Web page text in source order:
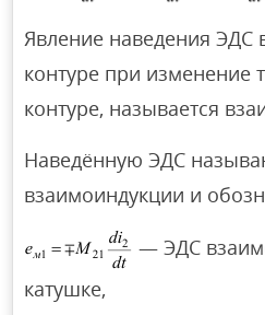
Явление наведения ЭДС
контуре при изменение
контуре, называется
Наведённую ЭДС
взаимоиндукции и
— ЭДС
катушке,